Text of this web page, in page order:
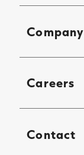
Company
Careers
Contact